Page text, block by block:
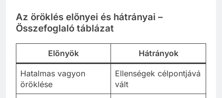
Az öröklés előnyei és hátrányai –
Összefoglaló táblázat
Előnyök Hátrányok
Hatalmas vagyon
öröklése
Ellenségek célpontjává
vált